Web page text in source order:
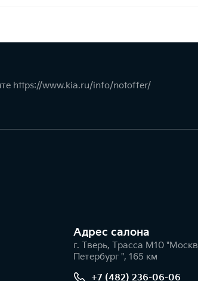
https://www.kia.ru/info/notoffer/
Адрес салонa
г. Тверь, Трасса М10
Петербург ", 165 км
+7 (482) 236-06-06